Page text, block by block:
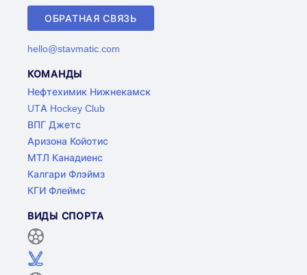
ОБРАТНАЯ СВЯЗЬ
hello@stavmatic.com
КОМАНДЫ
Нефтехимик Нижнекамск
UTA Hockey Club
ВПГ Джетс
Аризона Койотис
МТЛ Канадиенс
Калгари Флэймз
КГИ Флеймс
ВИДЫ СПОРТА